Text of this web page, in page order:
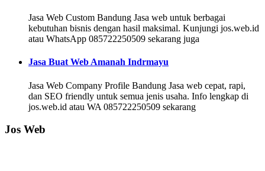
Jasa Web Custom Bandung Jasa web untuk berbagai
kebutuhan bisnis dengan hasil maksimal. Kunjungi jos.web.id
atau WhatsApp 085722250509 sekarang juga
Jasa Buat Web Amanah Indrmayu
Jasa Web Company Profile Bandung Jasa web cepat, rapi,
dan SEO friendly untuk semua jenis usaha. Info lengkap di
jos.web.id atau WA 085722250509 sekarang
Jos Web